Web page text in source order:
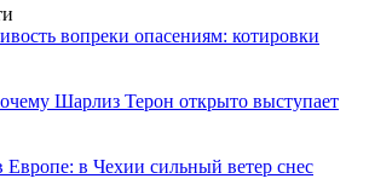
вопреки опасениям: котировки
Шарлиз Терон открыто выступает
в Чехии сильный ветер снес